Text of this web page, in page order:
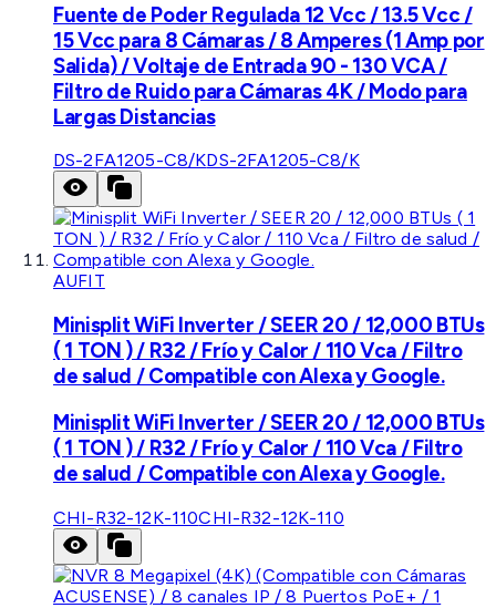
Fuente de Poder Regulada 12 Vcc / 13.5 Vcc /
15 Vcc para 8 Cámaras / 8 Amperes (1 Amp por
Salida) / Voltaje de Entrada 90 - 130 VCA /
Filtro de Ruido para Cámaras 4K / Modo para
Largas Distancias
DS-2FA1205-C8/KDS-2FA1205-C8/K
AUFIT
Minisplit WiFi Inverter / SEER 20 / 12,000 BTUs
( 1 TON ) / R32 / Frío y Calor / 110 Vca / Filtro
de salud / Compatible con Alexa y Google.
Minisplit WiFi Inverter / SEER 20 / 12,000 BTUs
( 1 TON ) / R32 / Frío y Calor / 110 Vca / Filtro
de salud / Compatible con Alexa y Google.
CHI-R32-12K-110CHI-R32-12K-110